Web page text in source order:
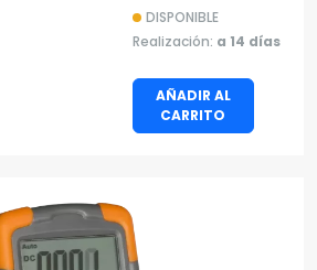
DISPONIBLE
Realización: a 14 días
AÑADIR AL
CARRITO